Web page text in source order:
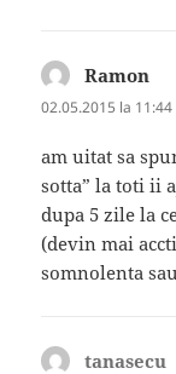
Ramon
02.05.2015 la 11:44
am uitat sa
sotta” la toti ii
dupa 5 zile la
(devin mai
somnolenta
tanasecu